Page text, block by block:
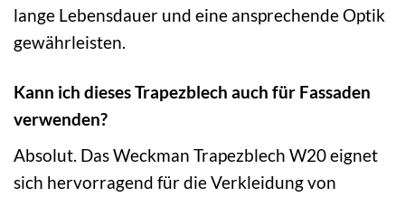
lange Lebensdauer und eine ansprechende Optik
gewährleisten.
Kann ich dieses Trapezblech auch für Fassaden
verwenden?
Absolut. Das Weckman Trapezblech W20 eignet
sich hervorragend für die Verkleidung von